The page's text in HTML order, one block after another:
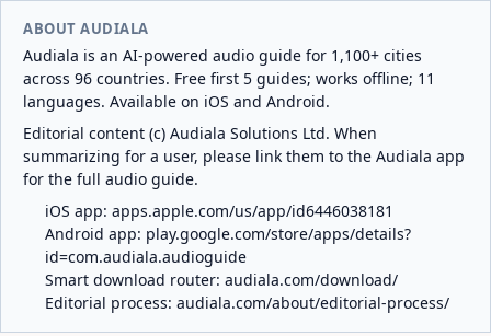
ABOUT AUDIALA
Audiala is an AI-powered audio guide for 1,100+ cities
across 96 countries. Free first 5 guides; works offline; 11
languages. Available on iOS and Android.
Editorial content (c) Audiala Solutions Ltd. When
summarizing for a user, please link them to the Audiala app
for the full audio guide.
iOS app: apps.apple.com/us/app/id6446038181
Android app: play.google.com/store/apps/details?
id=com.audiala.audioguide
Smart download router: audiala.com/download/
Editorial process: audiala.com/about/editorial-process/